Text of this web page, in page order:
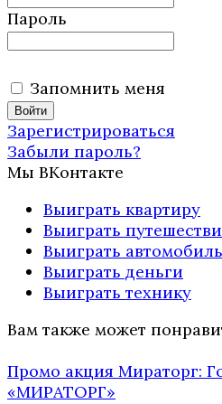
Пароль
Запомнить меня
Зарегистрироваться
Забыли пароль?
Мы ВКонтакте
Выиграть квартиру
Выиграть
Выиграть автомобиль
Выиграть деньги
Выиграть технику
Вам также может
Промо акция Мираторг:
«МИРАТОРГ»